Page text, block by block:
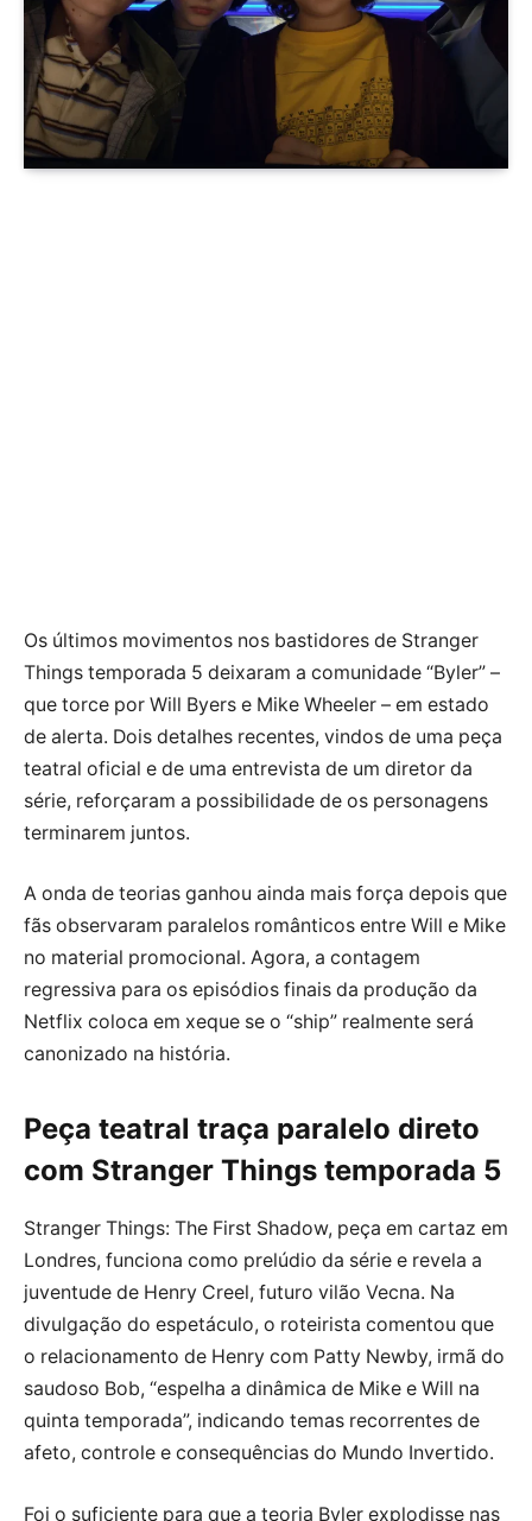
Os últimos movimentos nos bastidores de Stranger
Things temporada 5 deixaram a comunidade “Byler” –
que torce por Will Byers e Mike Wheeler – em estado
de alerta. Dois detalhes recentes, vindos de uma peça
teatral oficial e de uma entrevista de um diretor da
série, reforçaram a possibilidade de os personagens
terminarem juntos.
A onda de teorias ganhou ainda mais força depois que
fãs observaram paralelos românticos entre Will e Mike
no material promocional. Agora, a contagem
regressiva para os episódios finais da produção da
Netflix coloca em xeque se o “ship” realmente será
canonizado na história.
Peça teatral traça paralelo direto
com Stranger Things temporada 5
Stranger Things: The First Shadow, peça em cartaz em
Londres, funciona como prelúdio da série e revela a
juventude de Henry Creel, futuro vilão Vecna. Na
divulgação do espetáculo, o roteirista comentou que
o relacionamento de Henry com Patty Newby, irmã do
saudoso Bob, “espelha a dinâmica de Mike e Will na
quinta temporada”, indicando temas recorrentes de
afeto, controle e consequências do Mundo Invertido.
Foi o suficiente para que a teoria Byler explodisse nas